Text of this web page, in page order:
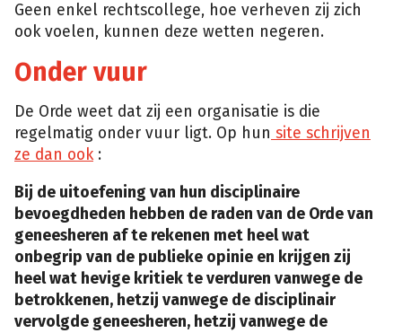
Geen enkel rechtscollege, hoe verheven zij zich
ook voelen, kunnen deze wetten negeren.
Onder vuur
De Orde weet dat zij een organisatie is die
regelmatig onder vuur ligt. Op hun site schrijven
ze dan ook:
Bij de uitoefening van hun disciplinaire
bevoegdheden hebben de raden van de Orde van
geneesheren af te rekenen met heel wat
onbegrip van de publieke opinie en krijgen zij
heel wat hevige kritiek te verduren vanwege de
betrokkenen, hetzij vanwege de disciplinair
vervolgde geneesheren, hetzij vanwege de